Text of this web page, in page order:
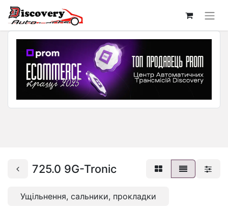
725.0 9G-Tronic
Ущільнення, сальники, прокладки